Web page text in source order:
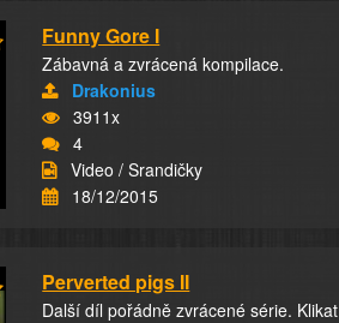
Funny Gore I
Zábavná a zvrácená kompilace.
Drakonius
3911x
4
Video / Srandičky
18/12/2015
Perverted pigs II
Další díl pořádně zvrácené série. Klikat